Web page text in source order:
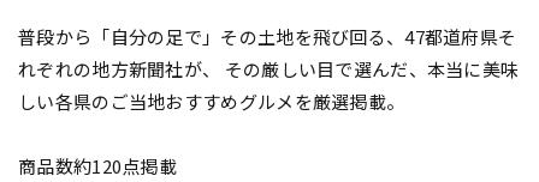
普段から「自分の足で」その土地を飛び回る、47都道府県そ
れぞれの地方新聞社が、 その厳しい目で選んだ、本当に美味
しい各県のご当地おすすめグルメを厳選掲載。
商品数約120点掲載